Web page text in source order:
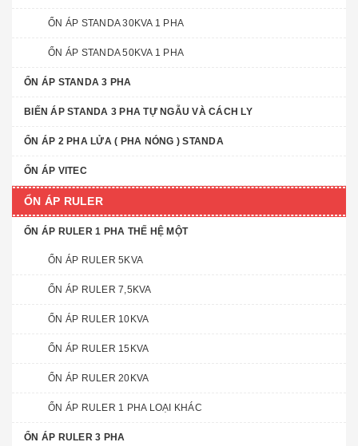
ỔN ÁP STANDA 30KVA 1 PHA
ỔN ÁP STANDA 50KVA 1 PHA
ỔN ÁP STANDA 3 PHA
BIẾN ÁP STANDA 3 PHA TỰ NGẪU VÀ CÁCH LY
ỔN ÁP 2 PHA LỬA ( PHA NÓNG ) STANDA
ỔN ÁP VITEC
ỔN ÁP RULER
ỔN ÁP RULER 1 PHA THẾ HỆ MỘT
ỔN ÁP RULER 5KVA
ỔN ÁP RULER 7,5KVA
ỔN ÁP RULER 10KVA
ỔN ÁP RULER 15KVA
ỔN ÁP RULER 20KVA
ỔN ÁP RULER 1 PHA LOẠI KHÁC
ỔN ÁP RULER 3 PHA